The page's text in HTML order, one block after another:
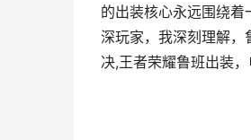
的出装核心永远围绕
深玩家，我深刻理解，
决,王者荣耀鲁班出装